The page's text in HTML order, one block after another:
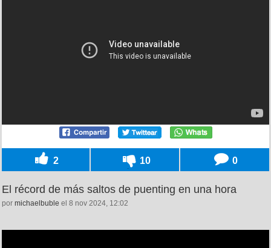
2 10 0
El récord de más saltos de puenting en una hora
por michaelbuble el 8 nov 2024, 12:02